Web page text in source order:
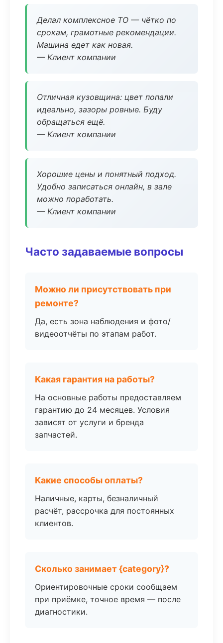
Делал комплексное ТО — чётко по
срокам, грамотные рекомендации.
Машина едет как новая.
— Клиент компании
Отличная кузовщина: цвет попали
идеально, зазоры ровные. Буду
обращаться ещё.
— Клиент компании
Хорошие цены и понятный подход.
Удобно записаться онлайн, в зале
можно поработать.
— Клиент компании
Часто задаваемые вопросы
Можно ли присутствовать при
ремонте?
Да, есть зона наблюдения и фото/
видеоотчёты по этапам работ.
Какая гарантия на работы?
На основные работы предоставляем
гарантию до 24 месяцев. Условия
зависят от услуги и бренда
запчастей.
Какие способы оплаты?
Наличные, карты, безналичный
расчёт, рассрочка для постоянных
клиентов.
Сколько занимает {category}?
Ориентировочные сроки сообщаем
при приёмке, точное время — после
диагностики.